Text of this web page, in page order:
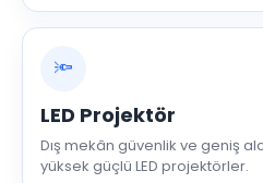
🔦
LED Projektör
Dış mekân güvenlik ve geniş
yüksek güçlü LED projektörler.